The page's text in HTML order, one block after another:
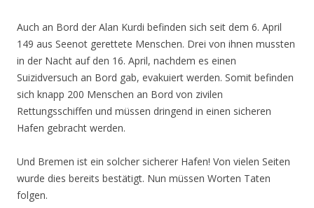
Auch an Bord der Alan Kurdi befinden sich seit dem 6. April
149 aus Seenot gerettete Menschen. Drei von ihnen mussten
in der Nacht auf den 16. April, nachdem es einen
Suizidversuch an Bord gab, evakuiert werden. Somit befinden
sich knapp 200 Menschen an Bord von zivilen
Rettungsschiffen und müssen dringend in einen sicheren
Hafen gebracht werden.
Und Bremen ist ein solcher sicherer Hafen! Von vielen Seiten
wurde dies bereits bestätigt. Nun müssen Worten Taten
folgen.